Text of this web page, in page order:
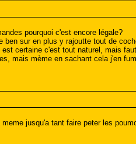
pourquoi c'est encore légale?
sur en plus y rajoutte tout de
certaine c'est tout naturel, mais
mais mème en sachant cela j'en
jusqu'a tant faire peter les